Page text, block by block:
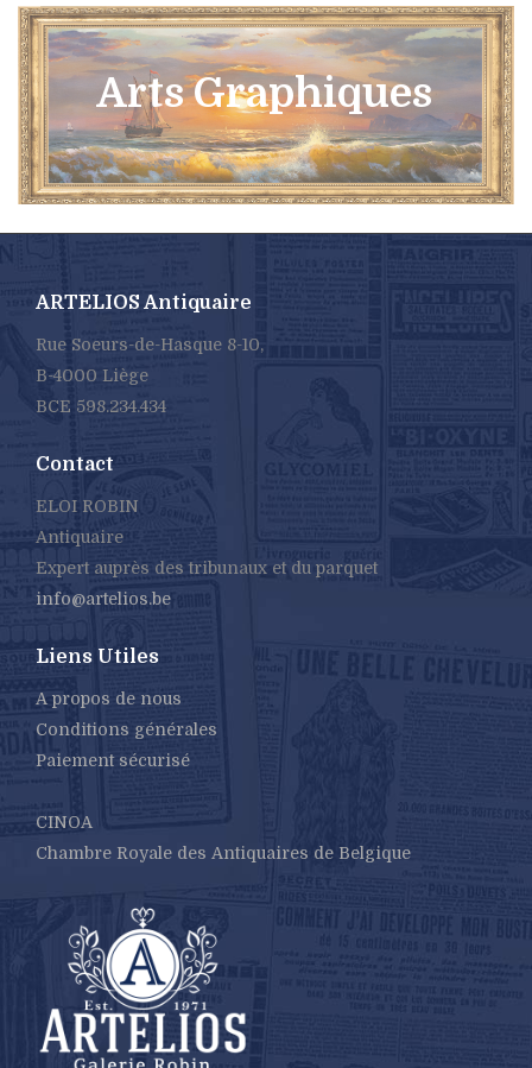
Arts Graphiques
ARTELIOS Antiquaire
Rue Soeurs-de-Hasque 8-10,
B-4000 Liège
BCE 598.234.434
Contact
ELOI ROBIN
Antiquaire
Expert auprès des tribunaux et du parquet
info@artelios.be
Liens Utiles
A propos de nous
Conditions générales
Paiement sécurisé
CINOA
Chambre Royale des Antiquaires de Belgique